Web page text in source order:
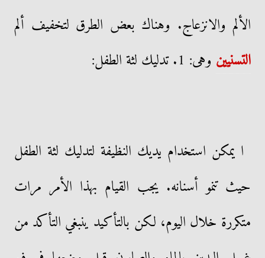
الألم والانزعاج. وهناك بعض الطرق لتخفيف ألم
التسنيين وهى: 1. تدليك لثة الطفل:
ا يمكن استخدام يديك النظيفة لتدليك لثة الطفل
حيث تنمو أسنانه. يجب القيام بهذا الأمر مرات
متكررة خلال اليوم، لكن بالتأكيد ينبغي التأكد من